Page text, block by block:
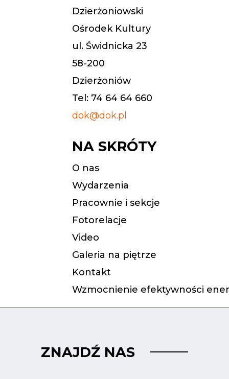
Dzierżoniowski
Ośrodek Kultury
ul. Świdnicka 23
58-200
Dzierżoniów
Tel: 74 64 64 660
dok@dok.pl
NA SKRÓTY
O nas
Wydarzenia
Pracownie i sekcje
Fotorelacje
Video
Galeria na piętrze
Kontakt
Wzmocnienie efektywności
ZNAJDŹ NAS